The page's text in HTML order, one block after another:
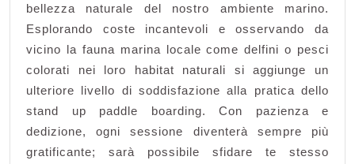
bellezza naturale del nostro ambiente marino.
Esplorando coste incantevoli e osservando da
vicino la fauna marina locale come delfini o pesci
colorati nei loro habitat naturali si aggiunge un
ulteriore livello di soddisfazione alla pratica dello
stand up paddle boarding. Con pazienza e
dedizione, ogni sessione diventerà sempre più
gratificante; sarà possibile sfidare te stesso